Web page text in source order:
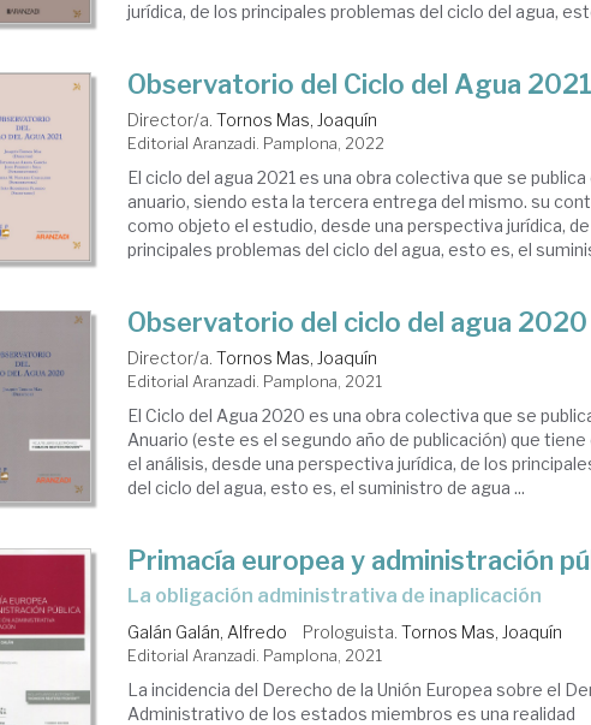
jurídica, de los principales problemas del ciclo del agua,
Observatorio del Ciclo del Agua 2021
Director/a.Tornos Mas, Joaquín
Editorial Aranzadi. Pamplona, 2022
El ciclo del agua 2021 es una obra colectiva que se
anuario, siendo esta la tercera entrega del mismo. su
como objeto el estudio, desde una perspectiva jurídica,
principales problemas del ciclo del agua, esto es, el
Observatorio del ciclo del agua 2020
Director/a.Tornos Mas, Joaquín
Editorial Aranzadi. Pamplona, 2021
El Ciclo del Agua 2020 es una obra colectiva que se
Anuario (este es el segundo año de publicación) que
el análisis, desde una perspectiva jurídica, de los
del ciclo del agua, esto es, el suministro de agua ...
Primacía europea y administración
la obligación administrativa de inaplicación
Galán Galán, Alfredo Prologuista.Tornos Mas, Joaquín
Editorial Aranzadi. Pamplona, 2021
La incidencia del Derecho de la Unión Europea sobre el
Administrativo de los estados miembros es una realidad